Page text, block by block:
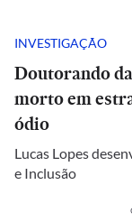
INVESTIGAÇÃO
Doutorando
morto em
ódio
Lucas Lopes
e Inclusão